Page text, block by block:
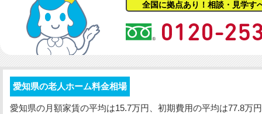
全国に拠点あり！相談・見学す
愛知県の老人ホーム料金相場
愛知県の月額家賃の平均は15.7万円、 初期費用の平均は77.8万